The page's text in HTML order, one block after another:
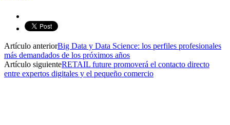
Artículo anteriorBig Data y Data Science: los perfiles profesionales
más demandados de los próximos años
Artículo siguienteRETAIL future promoverá el contacto directo
entre expertos digitales y el pequeño comercio